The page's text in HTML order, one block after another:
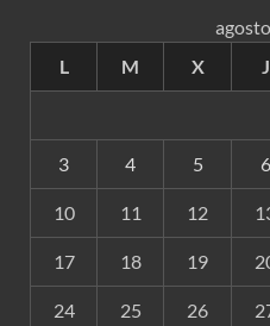
L
M X J
3 4 5 6
10 11 12
17 18 19
24 25 26